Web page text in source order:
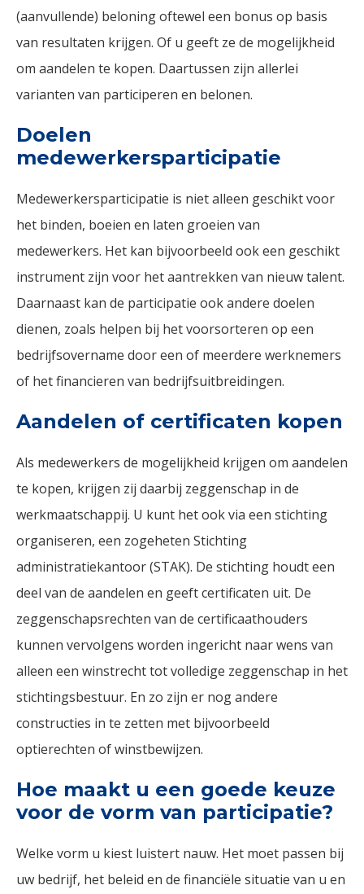
(aanvullende) beloning oftewel een bonus op basis
van resultaten krijgen. Of u geeft ze de mogelijkheid
om aandelen te kopen. Daartussen zijn allerlei
varianten van participeren en belonen.
Doelen
medewerkersparticipatie
Medewerkersparticipatie is niet alleen geschikt voor
het binden, boeien en laten groeien van
medewerkers. Het kan bijvoorbeeld ook een geschikt
instrument zijn voor het aantrekken van nieuw talent.
Daarnaast kan de participatie ook andere doelen
dienen, zoals helpen bij het voorsorteren op een
bedrijfsovername door een of meerdere werknemers
of het financieren van bedrijfsuitbreidingen.
Aandelen of certificaten kopen
Als medewerkers de mogelijkheid krijgen om aandelen
te kopen, krijgen zij daarbij zeggenschap in de
werkmaatschappij. U kunt het ook via een stichting
organiseren, een zogeheten Stichting
administratiekantoor (STAK). De stichting houdt een
deel van de aandelen en geeft certificaten uit. De
zeggenschapsrechten van de certificaathouders
kunnen vervolgens worden ingericht naar wens van
alleen een winstrecht tot volledige zeggenschap in het
stichtingsbestuur. En zo zijn er nog andere
constructies in te zetten met bijvoorbeeld
optierechten of winstbewijzen.
Hoe maakt u een goede keuze
voor de vorm van participatie?
Welke vorm u kiest luistert nauw. Het moet passen bij
uw bedrijf, het beleid en de financiële situatie van u en